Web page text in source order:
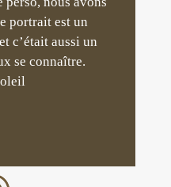
portrait est un
c’était aussi un
se connaître.